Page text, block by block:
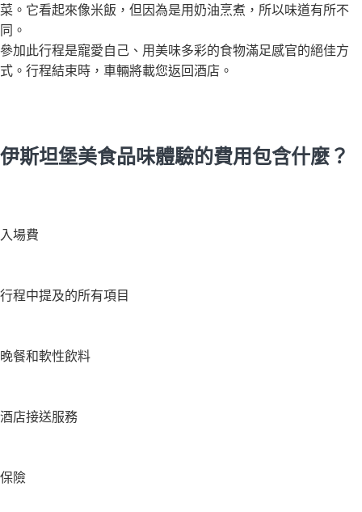
菜。它看起來像米飯，但因為是用奶油烹煮，所以味道有所不
同。
參加此行程是寵愛自己、用美味多彩的食物滿足感官的絕佳方
式。行程結束時，車輛將載您返回酒店。
伊斯坦堡美食品味體驗的費用包含什麼？
入場費
行程中提及的所有項目
晚餐和軟性飲料
酒店接送服務
保險